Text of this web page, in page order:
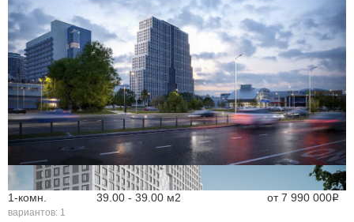
1-комн.
вариантов: 1
39.00 - 39.00 м2 от7 990 000Р